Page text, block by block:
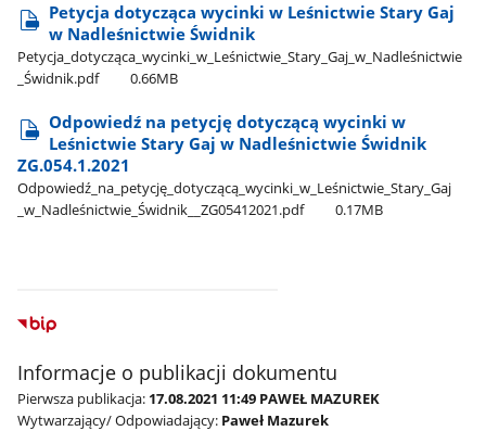
Petycja dotycząca wycinki w Leśnictwie Stary Gaj
w Nadleśnictwie Świdnik
Petycja​_dotycząca​_wycinki​_w​_Leśnictwie​_Stary​_Gaj​_w​_Nadleśnictwie​
_Świdnik.pdf
0.66MB
Odpowiedź na petycję dotyczącą wycinki w
Leśnictwie Stary Gaj w Nadleśnictwie Świdnik
ZG.054.1.2021
Odpowiedź​_na​_petycję​_dotyczącą​_wycinki​_w​_Leśnictwie​_Stary​_Gaj​
_w​_Nadleśnictwie​_Świdnik​_​_ZG05412021.pdf
0.17MB
Informacje o publikacji dokumentu
Pierwsza publikacja: 17.08.2021 11:49 PAWEŁ MAZUREK
Wytwarzający/ Odpowiadający: Paweł Mazurek